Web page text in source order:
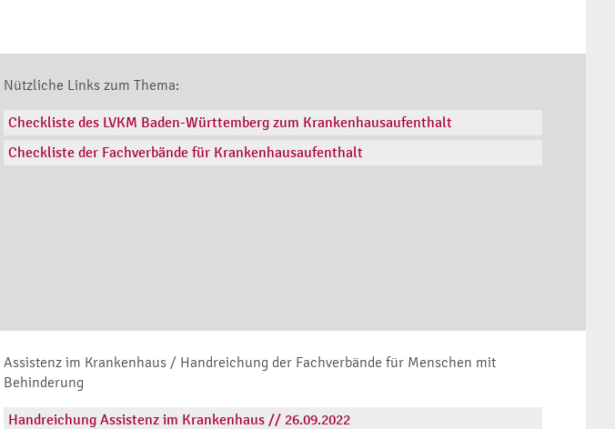
• Positionspapier zur außerklinischen Intensivpflege // 19.09.2023
Stellungnahme des bvkm zum Gesetzentwurf des GKV-IPReG // 20.04.2020
Nützliche Links zum Thema:
Checkliste des LVKM Baden-Württemberg zum Krankenhausaufenthalt
Checkliste der Fachverbände für Krankenhausaufenthalt
Assistenz im Krankenhaus / Handreichung der Fachverbände für Menschen mit
Behinderung
Handreichung Assistenz im Krankenhaus // 26.09.2022